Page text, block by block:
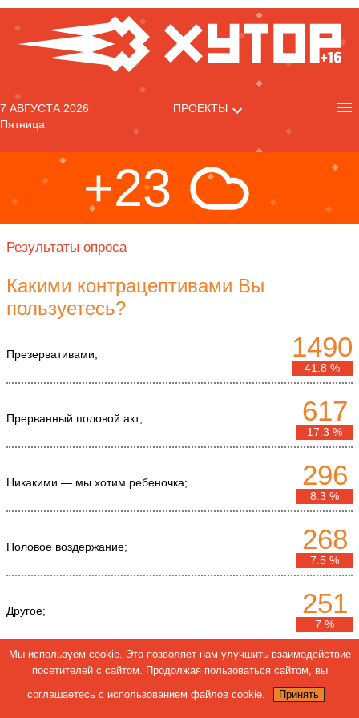
7 АВГУСТА 2026
Пятница
ПРОЕКТЫ
+23
Результаты опроса
Какими контрацептивами Вы
пользуетесь?
Презервативами; 1490
41.8 %
Прерванный половой акт; 617
17.3 %
Никакими — мы хотим ребеночка; 296
8.3 %
Половое воздержание; 268
7.5 %
Другое; 251
7 %
Оральными контрацептивами; 209
5.9 %
Мы используем cookie. Это позволяет нам улучшить взаимодействие
посетителей с сайтом. Продолжая пользоваться сайтом, вы
соглашаетесь с использованием файлов cookie.
Принять